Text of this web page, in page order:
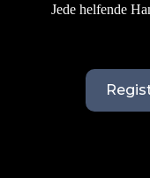
Jede helfende